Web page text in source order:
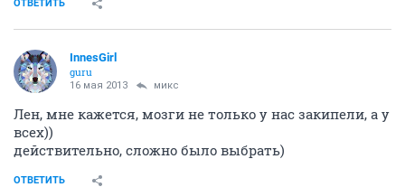
ОТВЕТИТЬ
InnesGirl
guru
16 мая 2013 микс
Лен, мне кажется, мозги не только у нас закипели, а у
всех))
действительно, сложно было выбрать)
ОТВЕТИТЬ